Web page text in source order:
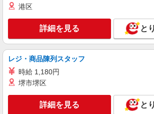
紹介予定派遣
株式会社シエロ
スマホ携帯販売【ドコモ】
時給1600円〜1700円（
残業代支給 ★交通費別途支給
+゜・。○。・゜+゜・。○。
有）★ ゜・。○。・゜+゜・
静岡県浜松市中央区の家
港区
詳細を見る と
レジ・商品陳列スタッフ
時給 1,180円
堺市堺区
詳細を見る と